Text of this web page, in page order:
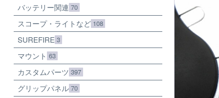
バッテリー関連 70
スコープ・ライトなど 108
SUREFIRE 3
マウント 63
カスタムパーツ 397
グリップパネル 70